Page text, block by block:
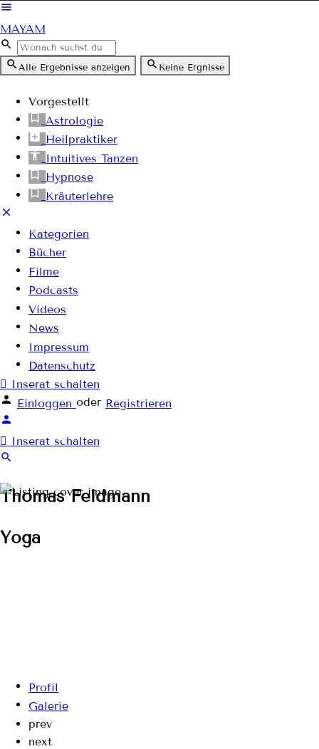
MAYAM
Alle Ergebnisse anzeigen Keine Ergnisse
Vorgestellt
Astrologie
Heilpraktiker
Intuitives Tanzen
Hypnose
Kräuterlehre
Kategorien
Bücher
Filme
Podcasts
Videos
News
Impressum
Datenschutz
Inserat schalten
Einloggen oder Registrieren
Inserat schalten
Thomas Feldmann
Yoga
Profil
Galerie
prev
next